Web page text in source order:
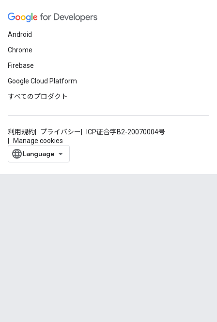
Android
Chrome
Firebase
Google Cloud Platform
すべてのプロダクト
利用規約 プライバシー
ICP证合字B2-20070004号
Manage cookies